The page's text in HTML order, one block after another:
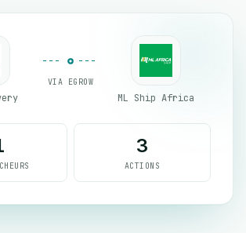
VIA EGROW
ML Ship Africa
3
ACTIONS